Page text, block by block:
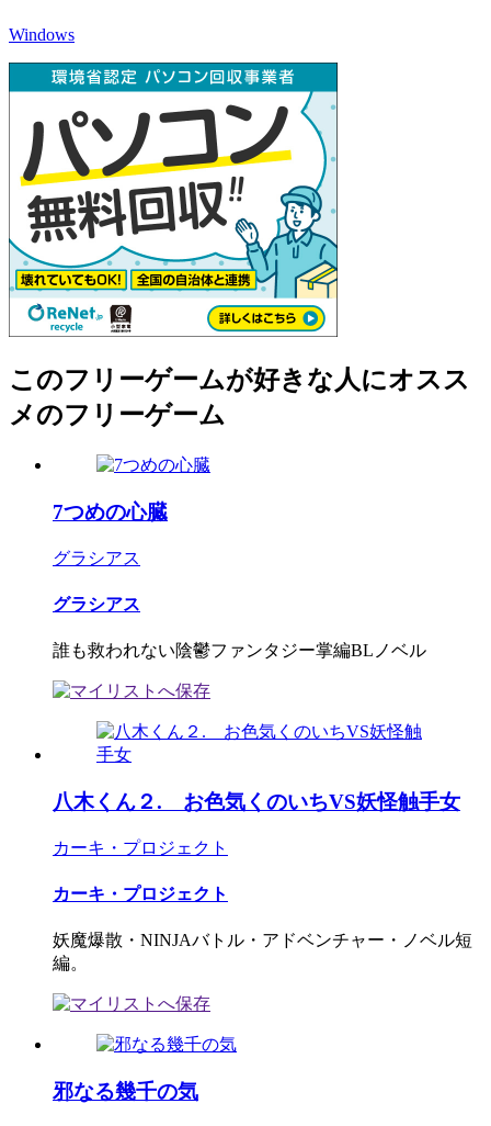
Windows
このフリーゲームが好きな人にオスス
メのフリーゲーム
7つめの心臓
グラシアス
グラシアス
誰も救われない陰鬱ファンタジー掌編BLノベル
八木くん２. お色気くのいちVS妖怪触手女
カーキ・プロジェクト
カーキ・プロジェクト
妖魔爆散・NINJAバトル・アドベンチャー・ノベル短
編。
邪なる幾千の気